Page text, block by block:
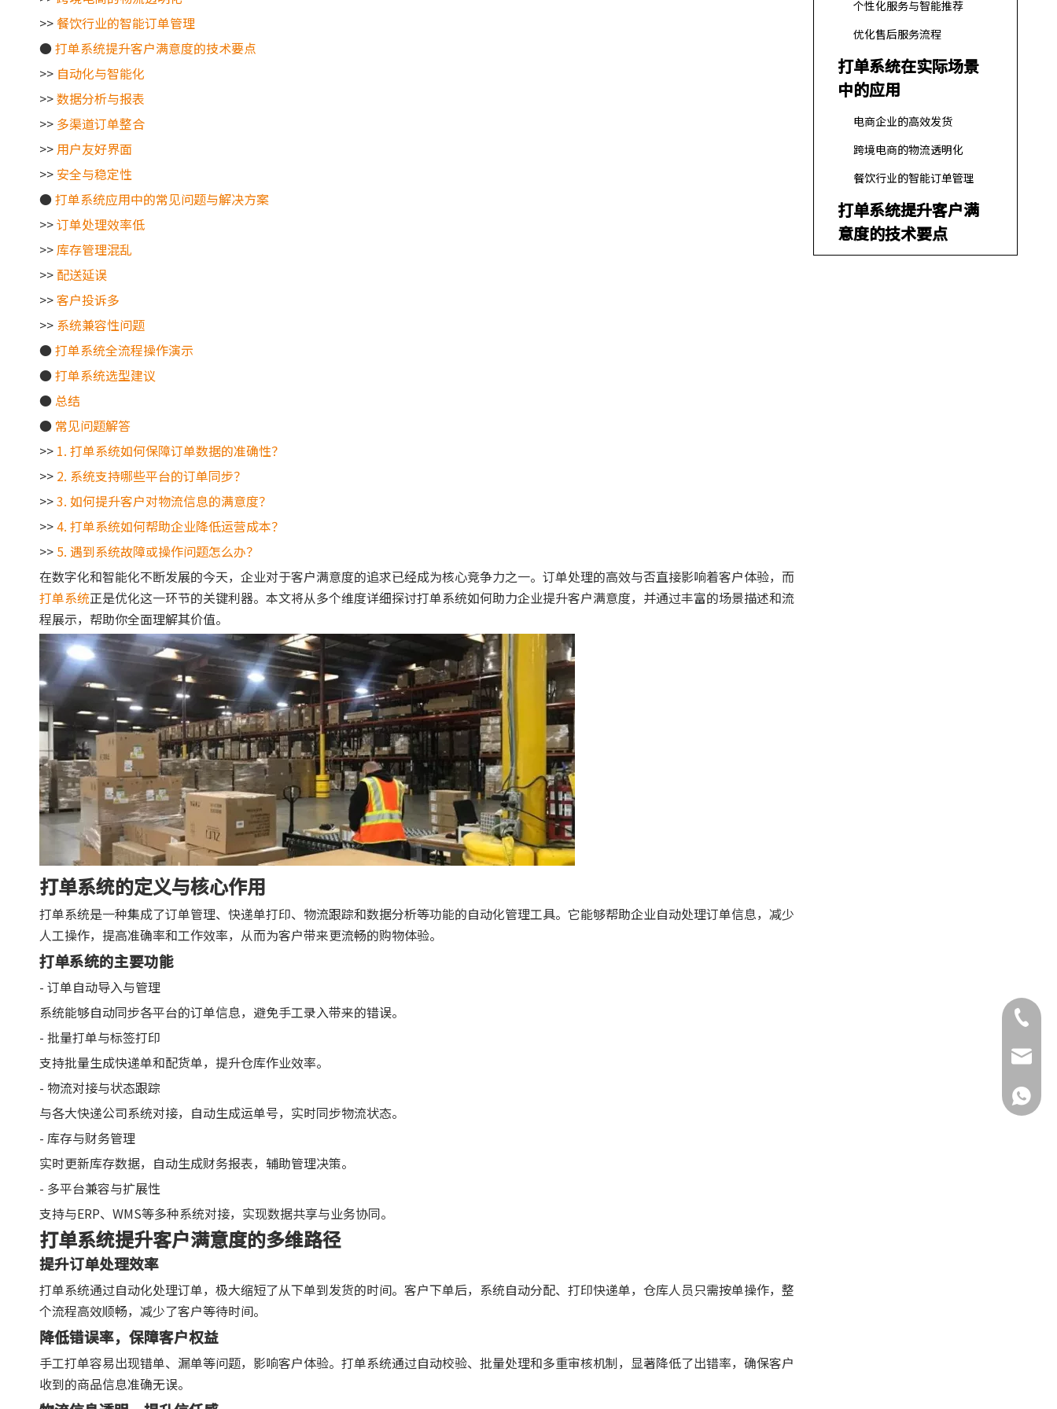
>>餐饮行业的智能订单管理
●打单系统提升客户满意度的技术要点
>> 自动化与智能化
>>数据分析与报表
>> 多渠道订单整合
>> 用户友好界面
>> 安全与稳定性
●打单系统应用中的常见问题与解决方案
>>订单处理效率低
>>库存管理混乱
>> 配送延误
>>客户投诉多
>> 系统兼容性问题
●打单系统全流程操作演示
●打单系统选型建议
● 总结
● 常见问题解答
>> 1. 打单系统如何保障订单数据的准确性？
>> 2. 系统支持哪些平台的订单同步？
>>3. 如何提升客户对物流信息的满意度？
>>4. 打单系统如何帮助企业降低运营成本？
>> 5. 遇到系统故障或操作问题怎么办？
在数字化和智能化不断发展的今天，企业对于客户满意度的追求已经成为核心竞争力之一。订单处理的高效与否直接影响着客户体验，而
打单系统正是优化这一环节的关键利器。本文将从多个维度详细探讨打单系统如何助力企业提升客户满意度，并通过丰富的场景描述和流
程展示，帮助你全面理解其价值。
打单系统的定义与核心作用
打单系统是一种集成了订单管理、快递单打印、物流跟踪和数据分析等功能的自动化管理工具。它能够帮助企业自动处理订单信息，减少
人工操作，提高准确率和工作效率，从而为客户带来更流畅的购物体验。
打单系统的主要功能
- 订单自动导入与管理
系统能够自动同步各平台的订单信息，避免手工录入带来的错误。
- 批量打单与标签打印
支持批量生成快递单和配货单，提升仓库作业效率。
- 物流对接与状态跟踪
与各大快递公司系统对接，自动生成运单号，实时同步物流状态。
- 库存与财务管理
实时更新库存数据，自动生成财务报表，辅助管理决策。
- 多平台兼容与扩展性
支持与ERP、WMS等多种系统对接，实现数据共享与业务协同。
打单系统提升客户满意度的多维路径
提升订单处理效率
打单系统通过自动化处理订单，极大缩短了从下单到发货的时间。客户下单后，系统自动分配、打印快递单，仓库人员只需按单操作，整
个流程高效顺畅，减少了客户等待时间。
降低错误率，保障客户权益
手工打单容易出现错单、漏单等问题，影响客户体验。打单系统通过自动校验、批量处理和多重审核机制，显著降低了出错率，确保客户
收到的商品信息准确无误。
个性化服务与智能推荐
优化售后服务流程
打单系统在实际场景
中的应用
电商企业的高效发货
跨境电商的物流透明化
餐饮行业的智能订单管理
打单系统提升客户满
意度的技术要点
+86-
+86-